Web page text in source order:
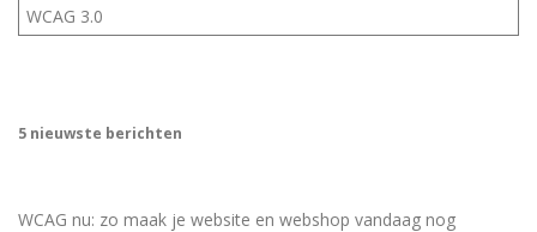
WCAG 3.0
5 nieuwste berichten
WCAG nu: zo maak je website en webshop vandaag nog